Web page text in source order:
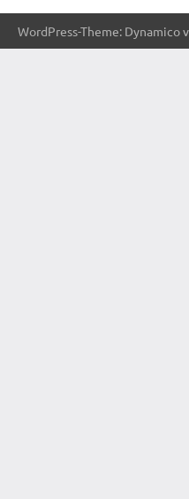
WordPress-Theme: Dynamico